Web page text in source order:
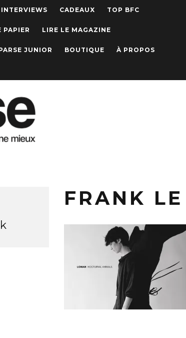
INTERVIEWS CADEAUX TOP BFC
PAPIER LIRE LE MAGAZINE
JUNIOR BOUTIQUE À PROPOS
FRANK